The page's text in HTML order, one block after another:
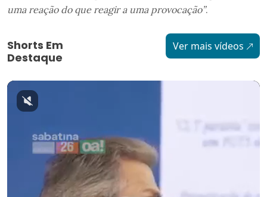
uma reação do que reagir a uma provocação”.
Shorts Em
Destaque
Ver mais vídeos